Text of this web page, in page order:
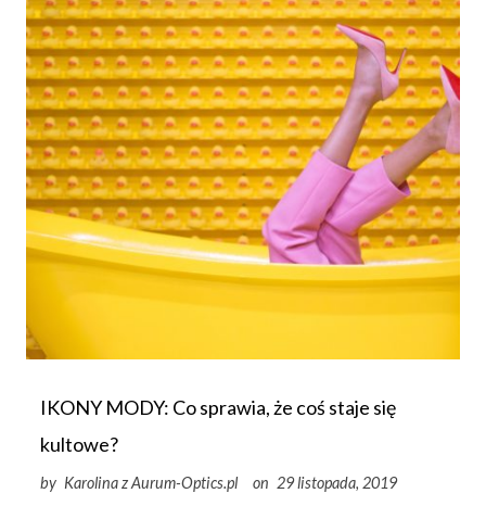
IKONY MODY: Co sprawia, że ​​coś staje się
kultowe?
by Karolina z Aurum-Optics.pl on 29 listopada, 2019